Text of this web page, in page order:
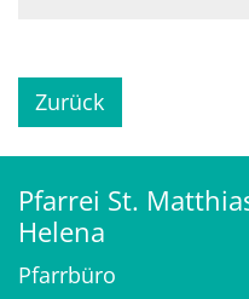
Zurück
Pfarrei St.
Helena
Pfarrbüro